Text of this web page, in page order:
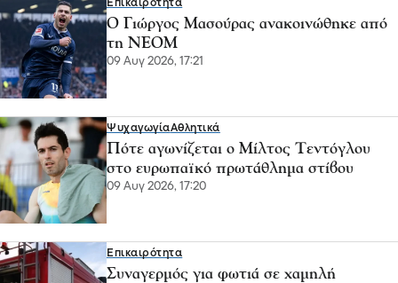
Επικαιρότητα
Ο Γιώργος Μασούρας ανακοινώθηκε από
τη ΝΕΟΜ
09 Αυγ 2026, 17:21
ΨυχαγωγίαΑθλητικά
Πότε αγωνίζεται ο Μίλτος Τεντόγλου
στο ευρωπαϊκό πρωτάθλημα στίβου
09 Αυγ 2026, 17:20
Επικαιρότητα
Συναγερμός για φωτιά σε χαμηλή